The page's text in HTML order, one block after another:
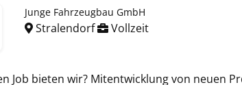
Junge Fahrzeugbau GmbH
Stralendorf Vollzeit
Job bieten wir? Mitentwicklung von neuen